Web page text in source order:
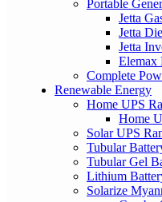
Portable
Jetta
Jetta
Jetta
Elemax
Complete
Renewable Energy
Home UPS
Home
Solar UPS
Tubular
Tubular Gel
Lithium
Solarize